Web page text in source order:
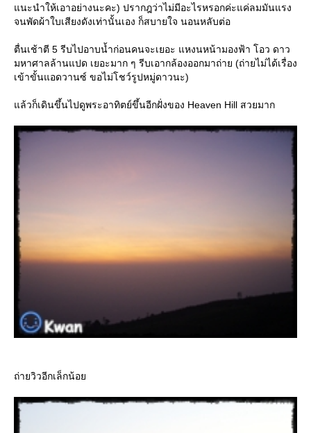
แนะนำให้เอาอย่างนะคะ) ปรากฎว่าไม่มีอะไรหรอกค่ะแค่ลมมันแรง
จนพัดผ้าใบเสียงดังเท่านั้นเอง ก็สบายใจ นอนหลับต่อ
ตื่นเช้าตี 5 รีบไปอาบน้ำก่อนคนจะเยอะ แหงนหน้ามองฟ้า โอว ดาว
มหาศาลล้านแปด เยอะมาก ๆ รีบเอากล้องออกมาถ่าย (ถ่ายไม่ได้เรื่อง
เข้าขั้นแอดวานซ์ ขอไม่โชว์รูปหมู่ดาวนะ)
แล้วก็เดินขึ้นไปดูพระอาทิตย์ขึ้นอีกฝั่งของ Heaven Hill สวยมาก
ถ่ายวิวอีกเล็กน้อย